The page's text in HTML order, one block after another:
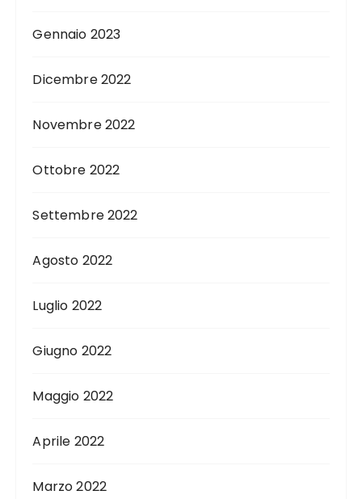
Gennaio 2023
Dicembre 2022
Novembre 2022
Ottobre 2022
Settembre 2022
Agosto 2022
Luglio 2022
Giugno 2022
Maggio 2022
Aprile 2022
Marzo 2022